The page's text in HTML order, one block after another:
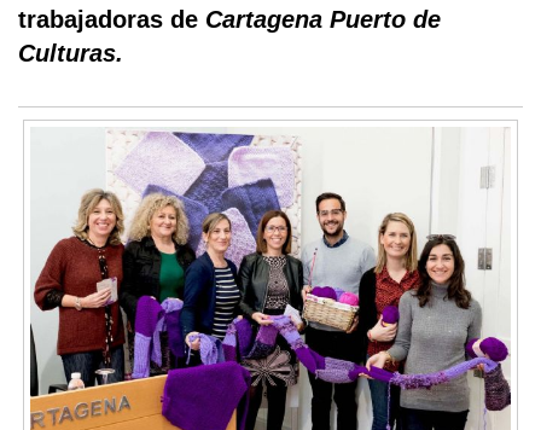
trabajadoras de Cartagena Puerto de
Culturas.